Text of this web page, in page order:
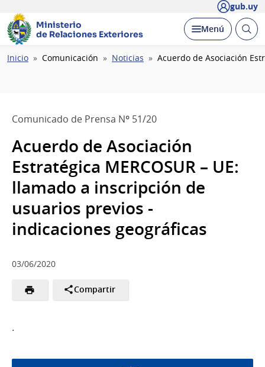
gub.uy
Ministerio
de Relaciones Exteriores
Desplegar
Menú Abrir
Ruta
Inicio Comunicación Noticias Acuerdo de Asociación
Comunicado de Prensa Nº 51/20
Acuerdo de Asociación
Estratégica MERCOSUR – UE:
llamado a inscripción de
usuarios previos -
indicaciones geográficas
03/06/2020
Compartir
.